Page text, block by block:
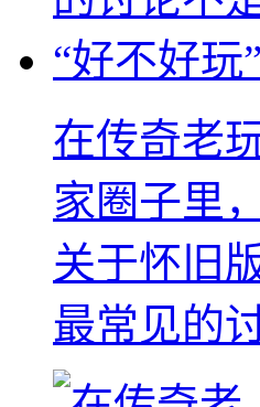
在传奇老
家圈子里，
关于怀旧
最常见的